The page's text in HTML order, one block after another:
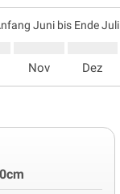
Juni bis Ende Juli
Nov Dez